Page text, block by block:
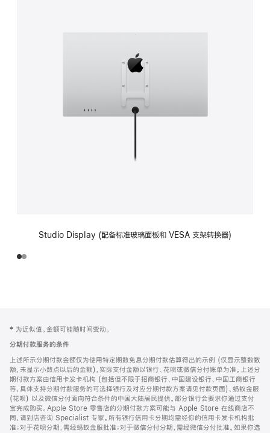
Studio Display (配备标准玻璃面板和 VESA 支架转换器)
页
页
脚
注
‡ 为近似值。金额可能随时间变动。
分期付款服务的条件
上述所示分期付款金额仅为使用特定期数免息分期付款估算得出的示例 (仅显示整数数
额，未显示小数点以后的金额)，实际支付金额以银行、花呗或微信分付账单为准。上述分
期付款方案由信用卡发卡机构 (包括但不限于招商银行、中国建设银行、中国工商银行
等，具体支持分期付款服务的可选择银行及对应分期付款方案请见付款页面)、蚂蚁金服
(花呗) 以及微信分付面向符合条件的中国大陆居民提供。部分银行会要求你通过支付
宝完成购买。Apple Store 零售店的分期付款方案可能与 Apple Store 在线商店不
同，请到店咨询 Specialist 专家。所有银行信用卡分期均需经你的信用卡发卡机构批
准；对于花呗分期，需经蚂蚁金服批准；对于微信分付分期，需经微信分付批准。如果你选